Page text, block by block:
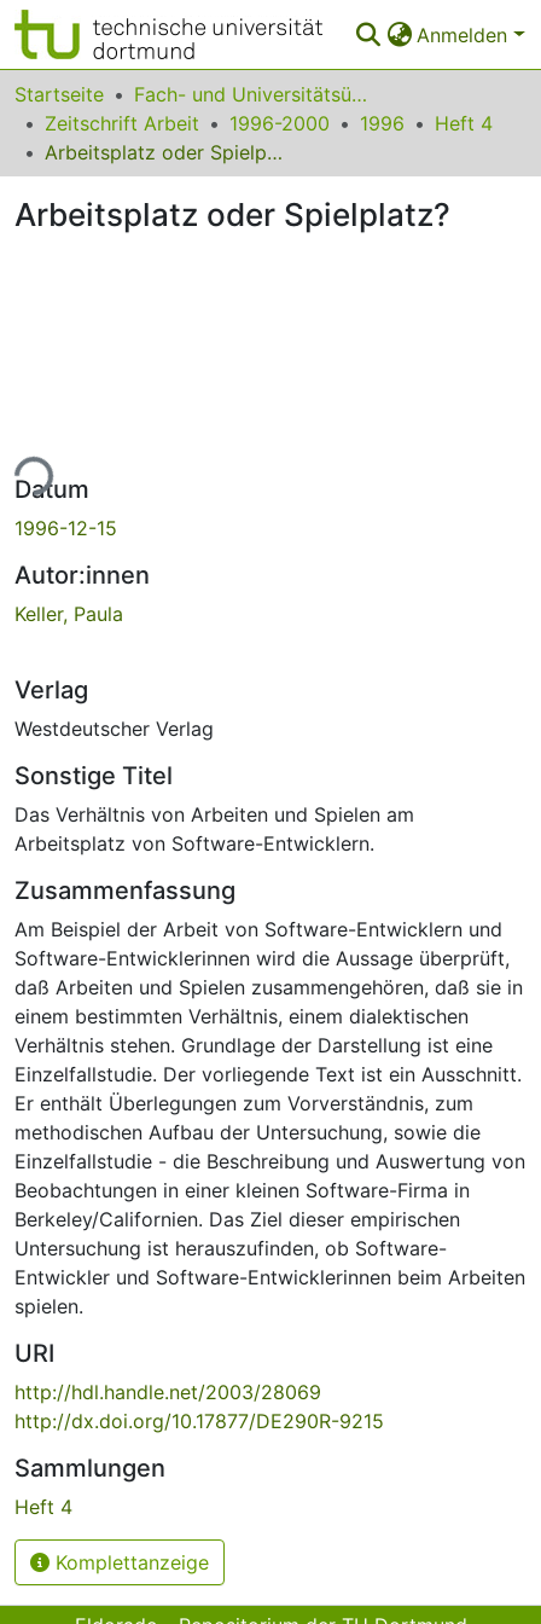
Anmelden
Bereiche & Sammlungen
Das gesamte Repositorium
Startseite
Fach- und Universitätsübergreifendes
Zeitschrift Arbeit
1996-2000 1996
Heft 4
Arbeitsplatz oder Spielplatz?
Arbeitsplatz oder Spielplatz?
Datum
1996-12-15
Autor:innen
Keller, Paula
Verlag
Westdeutscher Verlag
Sonstige Titel
Das Verhältnis von Arbeiten und Spielen am
Arbeitsplatz von Software-Entwicklern.
Zusammenfassung
Am Beispiel der Arbeit von Software-Entwicklern und
Software-Entwicklerinnen wird die Aussage überprüft,
daß Arbeiten und Spielen zusammengehören, daß sie in
einem bestimmten Verhältnis, einem dialektischen
Verhältnis stehen. Grundlage der Darstellung ist eine
Einzelfallstudie. Der vorliegende Text ist ein Ausschnitt.
Er enthält Überlegungen zum Vorverständnis, zum
methodischen Aufbau der Untersuchung, sowie die
Einzelfallstudie - die Beschreibung und Auswertung von
Beobachtungen in einer kleinen Software-Firma in
Berkeley/Californien. Das Ziel dieser empirischen
Untersuchung ist herauszufinden, ob Software-
Entwickler und Software-Entwicklerinnen beim Arbeiten
spielen.
URI
http://hdl.handle.net/2003/28069
http://dx.doi.org/10.17877/DE290R-9215
Sammlungen
Heft 4
Komplettanzeige